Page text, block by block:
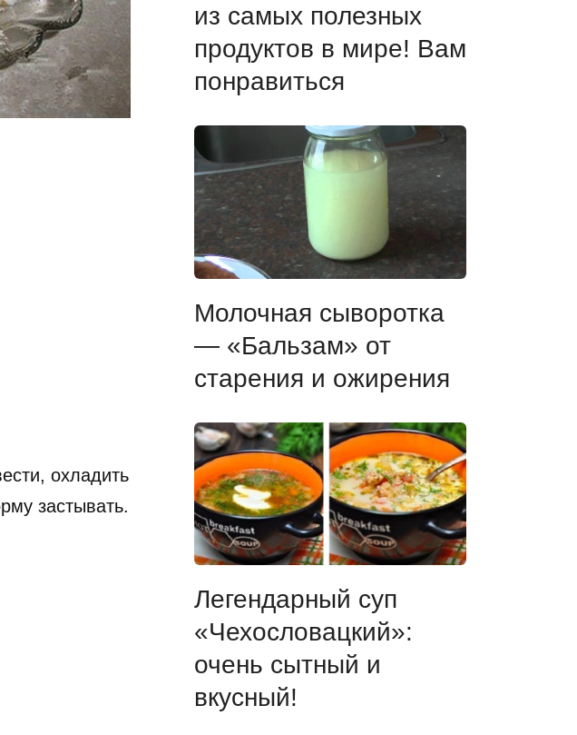
охладить
застывать.
из самых полезных
продуктов в мире! Вам
понравиться
Молочная сыворотка
— «Бальзам» от
старения и ожирения
Легендарный суп
«Чехословацкий»:
очень сытный и
вкусный!